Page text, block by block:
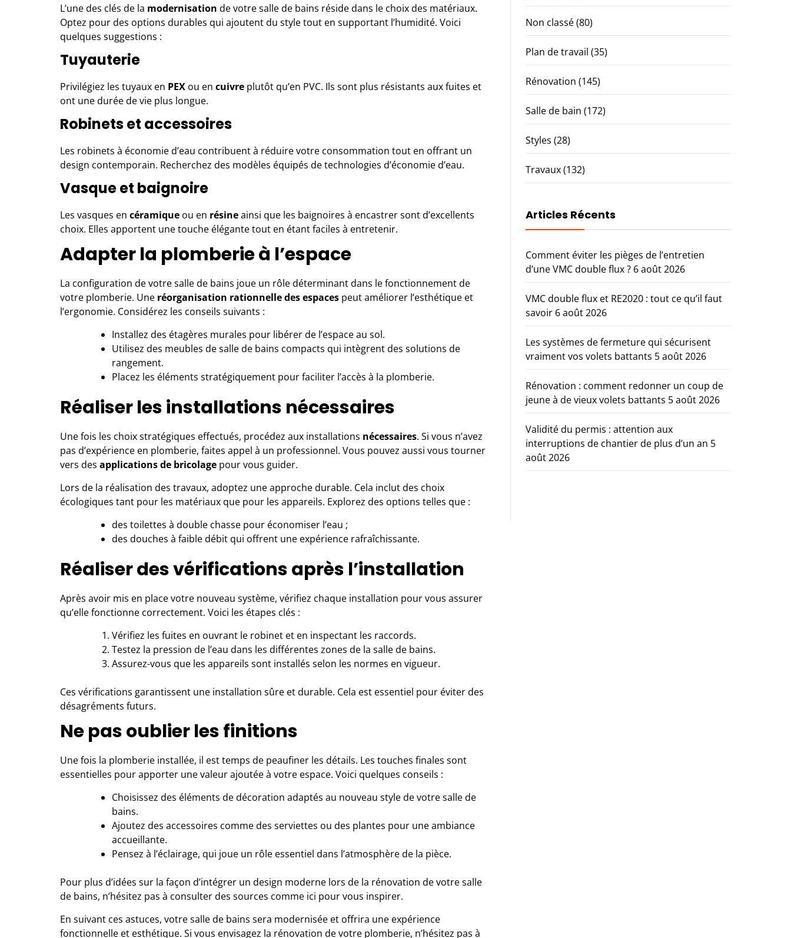
L’une des clés de la modernisation de votre salle de bains réside dans le choix des matériaux.
Optez pour des options durables qui ajoutent du style tout en supportant l’humidité. Voici
quelques suggestions :
Tuyauterie
Privilégiez les tuyaux en PEX ou en cuivre plutôt qu’en PVC. Ils sont plus résistants aux fuites et
ont une durée de vie plus longue.
Robinets et accessoires
Les robinets à économie d’eau contribuent à réduire votre consommation tout en offrant un
design contemporain. Recherchez des modèles équipés de technologies d’économie d’eau.
Vasque et baignoire
Les vasques en céramique ou en résineainsi que les baignoires à encastrer sont d’excellents
choix. Elles apportent une touche élégante tout en étant faciles à entretenir.
Adapter la plomberie à l’espace
La configuration de votre salle de bains joue un rôle déterminant dans le fonctionnement de
votre plomberie. Une réorganisation rationnelle des espaces peut améliorer l’esthétique et
l’ergonomie. Considérez les conseils suivants :
Installez des étagères murales pour libérer de l’espace au sol.
Utilisez des meubles de salle de bains compacts qui intègrent des solutions de
rangement.
Placez les éléments stratégiquement pour faciliter l’accès à la plomberie.
Réaliser les installations nécessaires
Une fois les choix stratégiques effectués, procédez aux installations nécessaires. Si vous n’avez
pas d’expérience en plomberie, faites appel à un professionnel. Vous pouvez aussi vous tourner
vers des applications de bricolage pour vous guider.
Lors de la réalisation des travaux, adoptez une approche durable. Cela inclut des choix
écologiques tant pour les matériaux que pour les appareils. Explorez des options telles que :
des toilettes à double chasse pour économiser l’eau ;
des douches à faible débit qui offrent une expérience rafraîchissante.
Réaliser des vérifications après l’installation
Après avoir mis en place votre nouveau système, vérifiez chaque installation pour vous assurer
qu’elle fonctionne correctement. Voici les étapes clés :
Vérifiez les fuites en ouvrant le robinet et en inspectant les raccords.
Testez la pression de l’eau dans les différentes zones de la salle de bains.
Assurez-vous que les appareils sont installés selon les normes en vigueur.
Ces vérifications garantissent une installation sûre et durable. Cela est essentiel pour éviter des
désagréments futurs.
Ne pas oublier les finitions
Une fois la plomberie installée, il est temps de peaufiner les détails. Les touches finales sont
essentielles pour apporter une valeur ajoutée à votre espace. Voici quelques conseils :
Choisissez des éléments de décoration adaptés au nouveau style de votre salle de
bains.
Ajoutez des accessoires comme des serviettes ou des plantes pour une ambiance
accueillante.
Pensez à l’éclairage, qui joue un rôle essentiel dans l’atmosphère de la pièce.
Pour plus d’idées sur la façon d’intégrer un design moderne lors de la rénovation de votre salle
de bains, n’hésitez pas à consulter des sources comme ici pour vous inspirer.
En suivant ces astuces, votre salle de bains sera modernisée et offrira une expérience
fonctionnelle et esthétique. Si vous envisagez la rénovation de votre plomberie, n’hésitez pas à
Non classé(80)
Plan de travail (35)
Rénovation (145)
Salle de bain (172)
Styles (28)
Travaux(132)
Articles Récents
Comment éviter les pièges de l’entretien
d’une VMC double flux ? 6 août 2026
VMC double flux et RE2020 : tout ce qu’il faut
savoir 6 août 2026
Les systèmes de fermeture qui sécurisent
vraiment vos volets battants 5 août 2026
Rénovation : comment redonner un coup de
jeune à de vieux volets battants 5 août 2026
Validité du permis : attention aux
interruptions de chantier de plus d’un an 5
août 2026